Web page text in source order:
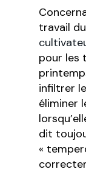
travail
pour les
infiltrer
éliminer
dit
«